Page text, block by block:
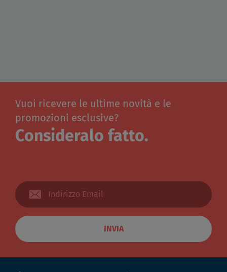
Vuoi ricevere le ultime novità e le
promozioni esclusive?
Consideralo fatto.
INVIA